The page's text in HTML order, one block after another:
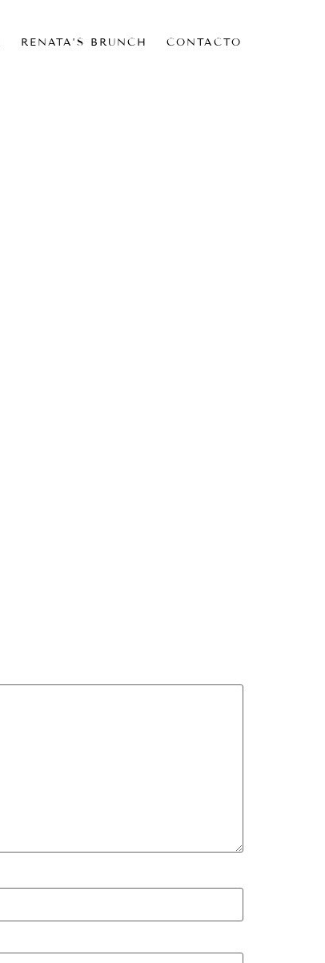
RENATA’S BRUNCH CONTACTO